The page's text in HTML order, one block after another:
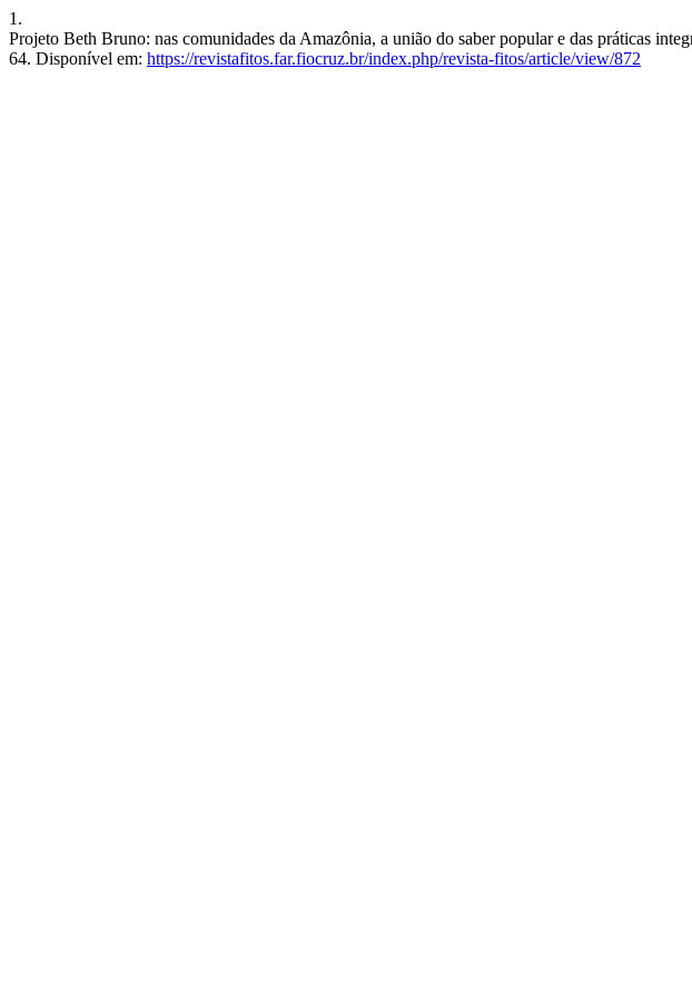
1.
Projeto Beth Bruno: nas comunidades da Amazônia, a união do saber popular e das práticas
64. Disponível em: https://revistafitos.far.fiocruz.br/index.php/revista-fitos/article/view/872